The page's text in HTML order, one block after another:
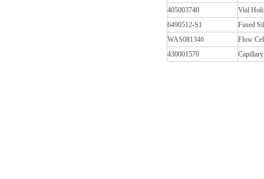
405003740
Vial
6490512-S1
Fused
WAS081346
Flow
430001570